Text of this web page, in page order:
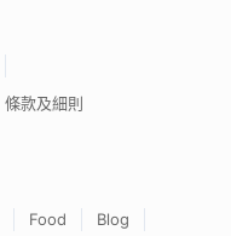
條款及細則
Food Blog